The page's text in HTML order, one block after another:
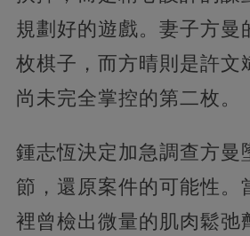
規劃好的遊戲。妻子方曼
枚棋子，而方晴則是許文
尚未完全掌控的第二枚。
鍾志恆決定加急調查方曼
節，還原案件的可能性。
裡曾檢出微量的肌肉鬆弛